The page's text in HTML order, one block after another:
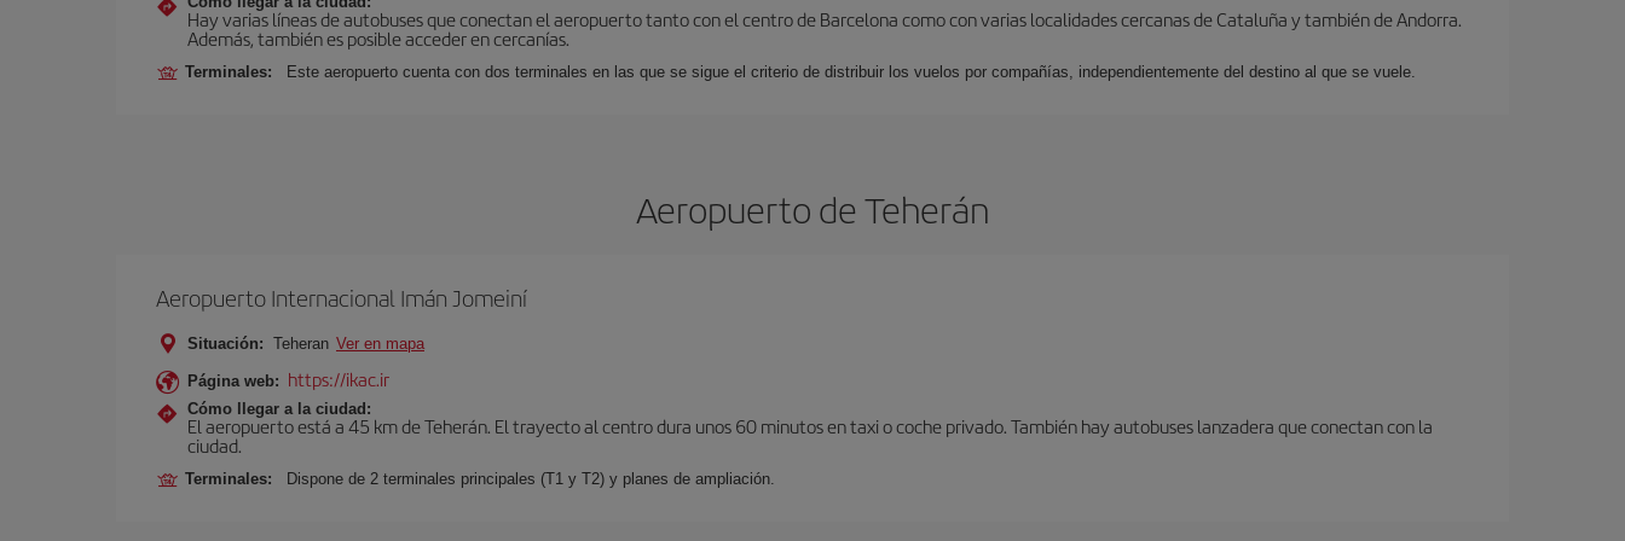
Hay varias líneas de autobuses que conectan el aeropuerto tanto con el centro de Barcelona como con varias localidades cercanas de Cataluña y también de Andorra.
Además, también es posible acceder en cercanías.
Terminales: Este aeropuerto cuenta con dos terminales en las que se sigue el criterio de distribuir los vuelos por compañías, independientemente del destino al que se vuele.
Aeropuerto de Teherán
Aeropuerto Internacional Imán Jomeiní
Situación: Teheran Ver en mapa
Página web: https://ikac.ir
Cómo llegar a la ciudad:
El aeropuerto está a 45 km de Teherán. El trayecto al centro dura unos 60 minutos en taxi o coche privado. También hay autobuses lanzadera que conectan con la
ciudad.
Terminales: Dispone de 2 terminales principales (T1 y T2) y planes de ampliación.